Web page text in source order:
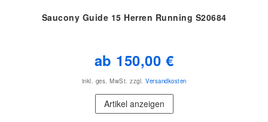
Saucony Guide 15 Herren Running S20684
ab 150,00 €
inkl. ges. MwSt. zzgl. Versandkosten
Artikel anzeigen